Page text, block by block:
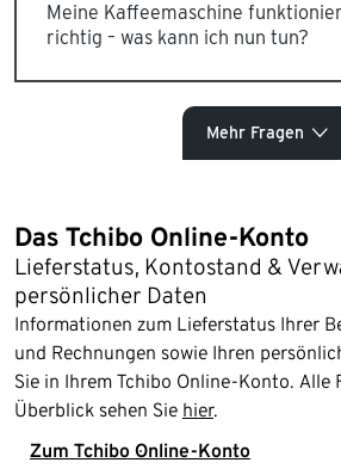
Meine Kaffeemaschine
richtig – was kann ich nun tun?
Mehr Fragen
Das Tchibo Online-Konto
Lieferstatus, Kontostand &
persönlicher Daten
Informationen zum Lieferstatus Ihrer
und Rechnungen sowie Ihren
Sie in Ihrem Tchibo Online-Konto. Alle
Überblick sehen Sie hier.
Zum Tchibo Online-Konto